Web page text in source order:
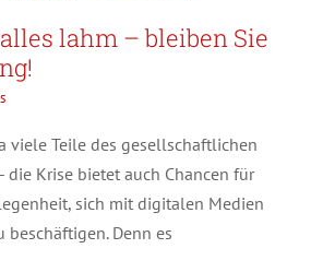
lahm – bleiben Sie
viele Teile des gesellschaftlichen
die Krise bietet auch Chancen für
sich mit digitalen Medien
beschäftigen. Denn es